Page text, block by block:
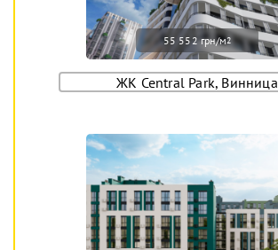
55 552 грн/м2
ЖК Central Park, Винница